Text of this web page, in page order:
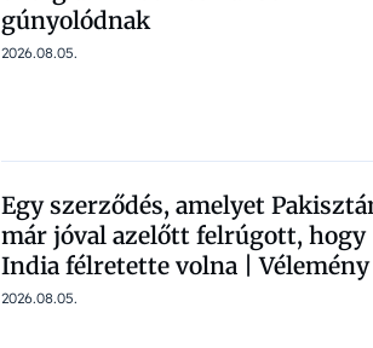
gúnyolódnak
2026.08.05.
Egy szerződés, amelyet
már jóval azelőtt felrúgott, hogy
India félretette volna | Vélemény
2026.08.05.